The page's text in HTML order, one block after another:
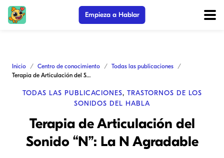
Empieza a Hablar
Inicio Centro de conocimiento
Todas las publicaciones
Terapia de Articulación del Sonido “N”: La N Agradable
TODAS LAS PUBLICACIONES, TRASTORNOS DE LOS
SONIDOS DEL HABLA
Terapia de Articulación del
Sonido “N”: La N Agradable